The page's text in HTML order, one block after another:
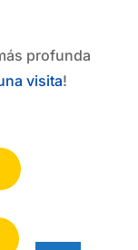
profunda
visita!